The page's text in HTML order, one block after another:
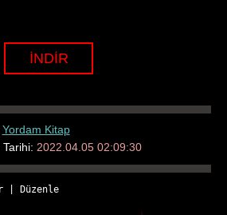
İNDİR
Yordam Kitap
2022.04.05 02:09:30
Düzenle